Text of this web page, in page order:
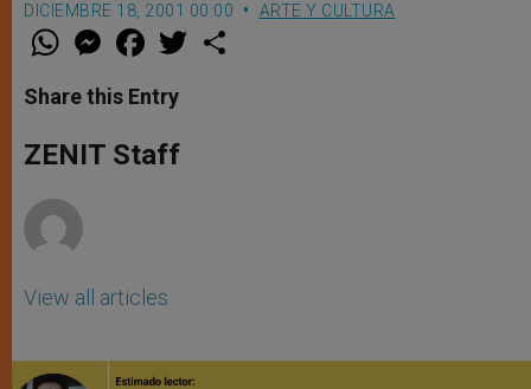
DICIEMBRE 18, 2001 00:00 ARTE Y CULTURA
W
t
s
p
p
M
e
s
e
g
e
F
a
e
b
o
k
w
Share this Entry
ZENIT Staff
View all articles